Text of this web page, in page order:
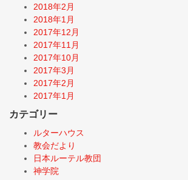
2018年2月
2018年1月
2017年12月
2017年11月
2017年10月
2017年3月
2017年2月
2017年1月
カテゴリー
ルターハウス
教会だより
日本ルーテル教団
神学院